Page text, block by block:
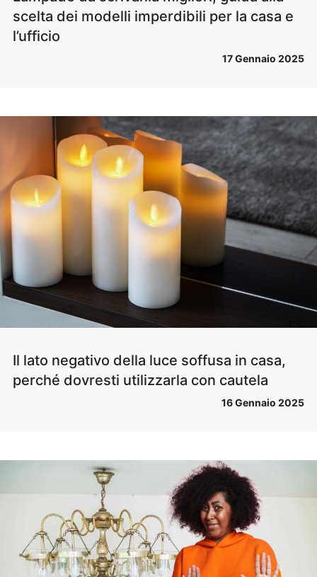
scelta dei modelli imperdibili per la casa e
l’ufficio
17 Gennaio 2025
Il lato negativo della luce soffusa in casa,
perché dovresti utilizzarla con cautela
16 Gennaio 2025